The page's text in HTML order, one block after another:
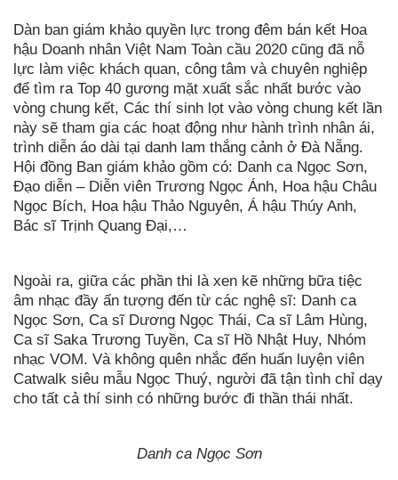
Dàn ban giám khảo quyền lực trong đêm bán kết Hoa
hậu Doanh nhân Việt Nam Toàn cầu 2020 cũng đã nỗ
lực làm việc khách quan, công tâm và chuyên nghiệp
để tìm ra Top 40 gương mặt xuất sắc nhất bước vào
vòng chung kết, Các thí sinh lọt vào vòng chung kết lần
này sẽ tham gia các hoạt động như hành trình nhân ái,
trình diễn áo dài tại danh lam thắng cảnh ở Đà Nẵng.
Hội đồng Ban giám khảo gồm có: Danh ca Ngọc Sơn,
Đạo diễn – Diễn viên Trương Ngọc Ánh, Hoa hậu Châu
Ngọc Bích, Hoa hậu Thảo Nguyên, Á hậu Thúy Anh,
Bác sĩ Trịnh Quang Đại,…
Ngoài ra, giữa các phần thi là xen kẽ những bữa tiệc
âm nhạc đầy ấn tượng đến từ các nghệ sĩ: Danh ca
Ngọc Sơn, Ca sĩ Dương Ngọc Thái, Ca sĩ Lâm Hùng,
Ca sĩ Saka Trương Tuyền, Ca sĩ Hồ Nhật Huy, Nhóm
nhạc VOM. Và không quên nhắc đến huấn luyện viên
Catwalk siêu mẫu Ngọc Thuý, người đã tận tình chỉ dạy
cho tất cả thí sinh có những bước đi thần thái nhất.
Danh ca Ngọc Sơn